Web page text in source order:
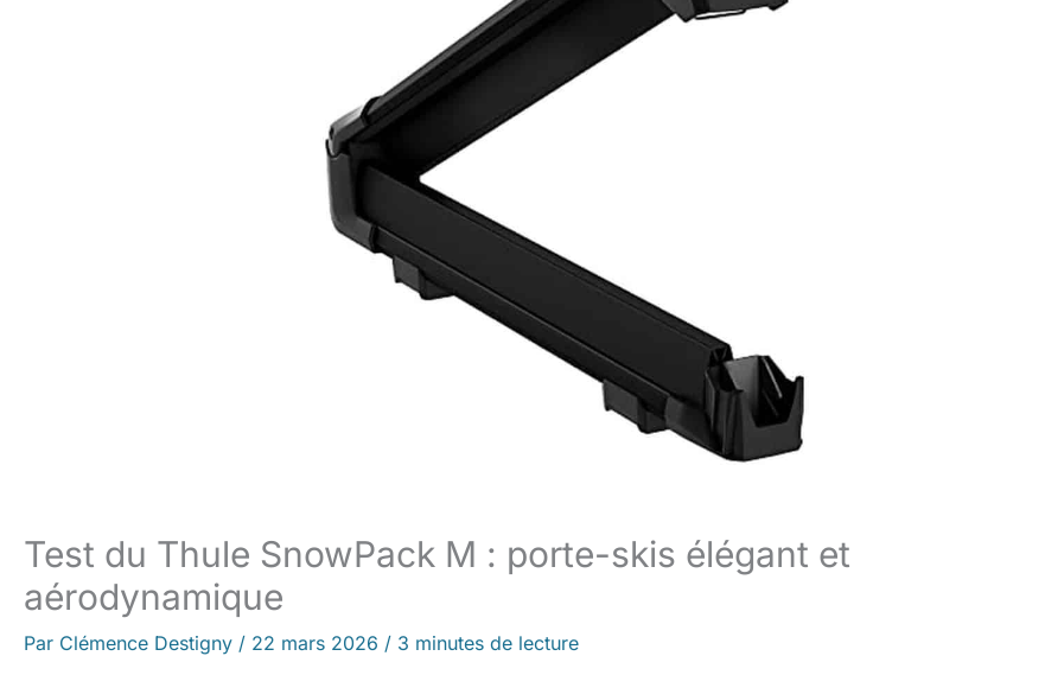
Test du Thule SnowPack M : porte-skis élégant et
aérodynamique
Par Clémence Destigny / 22 mars 2026 / 3 minutes de lecture